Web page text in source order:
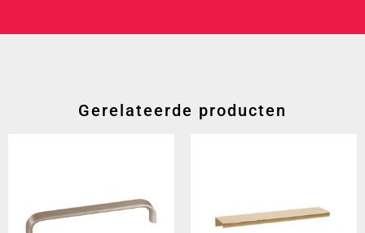
Gerelateerde producten